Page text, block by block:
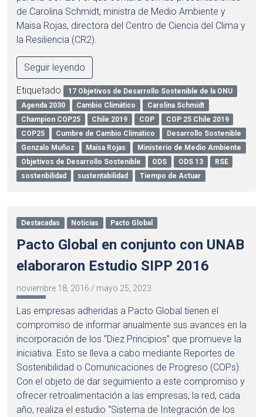
de Carolina Schmidt, ministra de Medio Ambiente y
Maisa Rojas, directora del Centro de Ciencia del Clima y
la Resiliencia (CR2).
Seguir leyendo
Etiquetado
17 Objetivos de Desarrollo Sostenible de la ONU
Agenda 2030
Cambio Climático
Carolina Schmidt
Champion COP25
Chile 2019 COP
COP 25 Chile 2019
COP25
Cumbre de Cambio Climático
Desarrollo Sostenible
Gonzalo Muñoz
Maisa Rojas
Ministerio de Medio Ambiente
Objetivos de Desarrollo Sostenible
ODS ODS 13
RSE
sostenbilidad
sustentabilidad Tiempo de Actuar
Destacadas Noticias Pacto Global
Pacto Global en conjunto con UNAB
elaboraron Estudio SIPP 2016
noviembre 18, 2016 / mayo 25, 2023
Las empresas adheridas a Pacto Global tienen el
compromiso de informar anualmente sus avances en la
incorporación de los “Diez Principios” que promueve la
iniciativa. Esto se lleva a cabo mediante Reportes de
Sostenibilidad o Comunicaciones de Progreso (COPs).
Con el objeto de dar seguimiento a este compromiso y
ofrecer retroalimentación a las empresas, la red, cada
año, realiza el estudio “Sistema de Integración de los